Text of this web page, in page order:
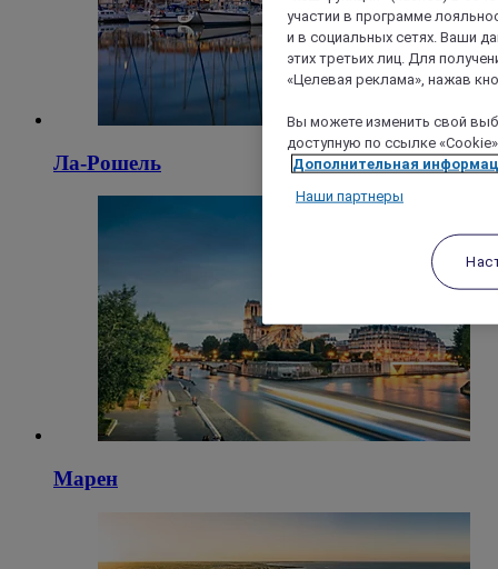
Ла-Рошель
Марен
участии в программе
и в социальных сетях. Ваши
этих третьих лиц. Для
«Целевая реклама», нажав
Вы можете изменить свой
доступную по ссылке
Дополнительная
Наши партнеры